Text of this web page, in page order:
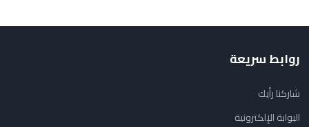
روابط سريعة
شاركنا رأيك
البوابة الإلكترونية